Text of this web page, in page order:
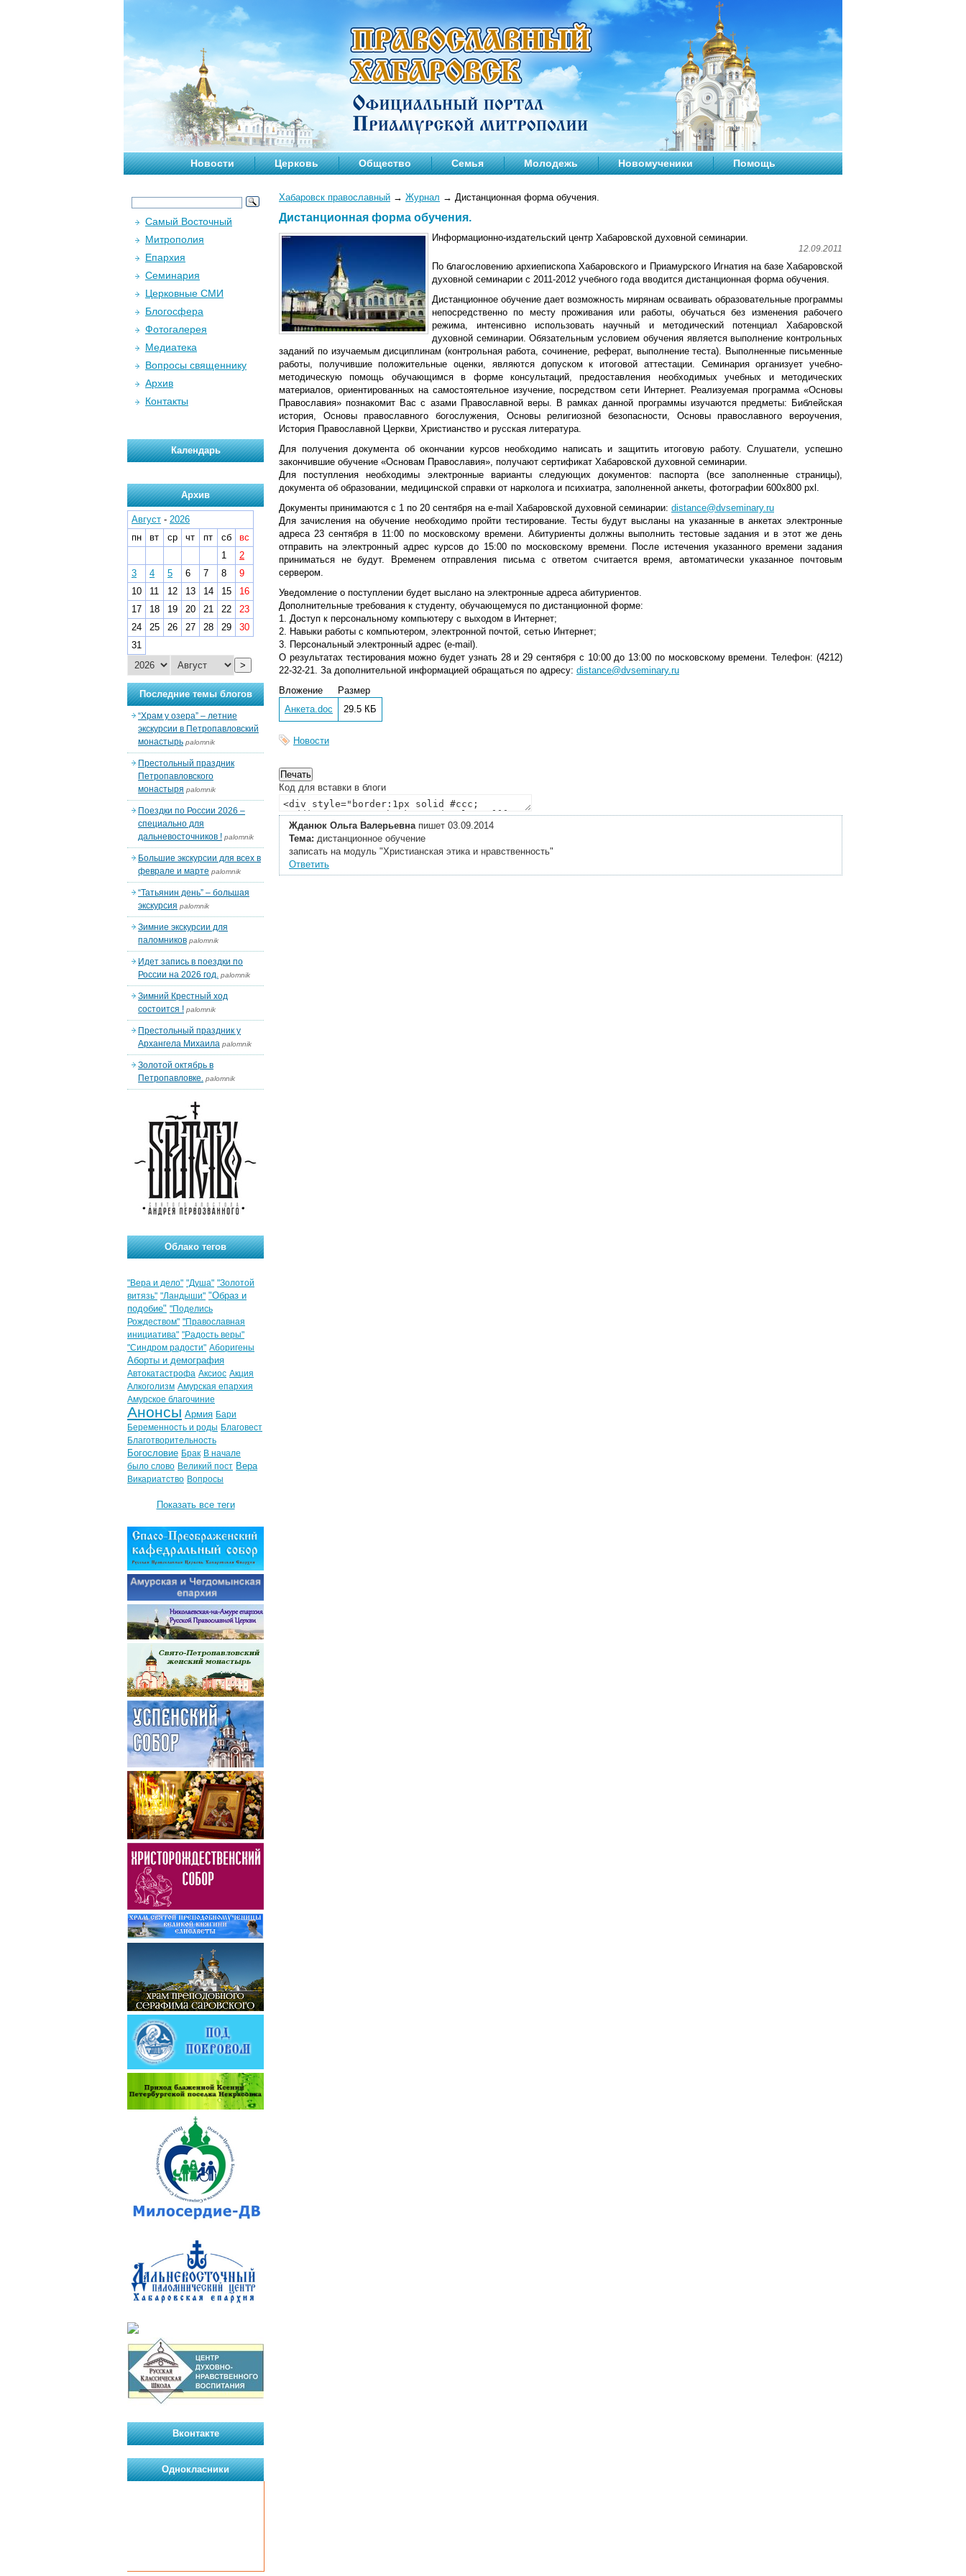
Новости Церковь Общество Семья Молодежь Новомученики Помощь
Хабаровск православный → Журнал → Дистанционная форма обучения.
Дистанционная форма обучения.
Информационно-издательский центр Хабаровской духовной семинарии.
12.09.2011
По благословению архиепископа Хабаровского и Приамурского Игнатия на базе Хабаровской
духовной семинарии с 2011-2012 учебного года вводится дистанционная форма обучения.
Дистанционное обучение дает возможность мирянам осваивать образовательные программы
непосредственно по месту проживания или работы, обучаться без изменения рабочего
режима, интенсивно использовать научный и методический потенциал Хабаровской
духовной семинарии. Обязательным условием обучения является выполнение контрольных
заданий по изучаемым дисциплинам (контрольная работа, сочинение, реферат, выполнение теста). Выполненные письменные
работы, получившие положительные оценки, являются допуском к итоговой аттестации. Семинария организует учебно-
методическую помощь обучающимся в форме консультаций, предоставления необходимых учебных и методических
материалов, ориентированных на самостоятельное изучение, посредством сети Интернет. Реализуемая программа «Основы
Православия» познакомит Вас с азами Православной веры. В рамках данной программы изучаются предметы: Библейская
история, Основы православного богослужения, Основы религиозной безопасности, Основы православного вероучения,
История Православной Церкви, Христианство и русская литература.
Для получения документа об окончании курсов необходимо написать и защитить итоговую работу. Слушатели, успешно
закончившие обучение «Основам Православия», получают сертификат Хабаровской духовной семинарии.
Для поступления необходимы электронные варианты следующих документов: паспорта (все заполненные страницы),
документа об образовании, медицинской справки от нарколога и психиатра, заполненной анкеты, фотографии 600x800 pxl.
Документы принимаются с 1 по 20 сентября на e-mail Хабаровской духовной семинарии: distance@dvseminary.ru
Для зачисления на обучение необходимо пройти тестирование. Тесты будут высланы на указанные в анкетах электронные
адреса 23 сентября в 11:00 по московскому времени. Абитуриенты должны выполнить тестовые задания и в этот же день
отправить на электронный адрес курсов до 15:00 по московскому времени. После истечения указанного времени задания
приниматься не будут. Временем отправления письма с ответом считается время, автоматически указанное почтовым
сервером.
Уведомление о поступлении будет выслано на электронные адреса абитуриентов.
Дополнительные требования к студенту, обучающемуся по дистанционной форме:
1. Доступ к персональному компьютеру с выходом в Интернет;
2. Навыки работы с компьютером, электронной почтой, сетью Интернет;
3. Персональный электронный адрес (e-mail).
О результатах тестирования можно будет узнать 28 и 29 сентября с 10:00 до 13:00 по московскому времени. Телефон: (4212)
22-32-21. За дополнительной информацией обращаться по адресу: distance@dvseminary.ru
Вложение
Размер
Анкета.doc
29.5 КБ
Новости
Код для вставки в блоги
Жданюк Ольга Валерьевнапишет 03.09.2014
Тема: дистанционное обучение
записать на модуль "Христианская этика и нравственность"
Ответить
Самый Восточный
Митрополия
Епархия
Семинария
Церковные СМИ
Блогосфера
Фотогалерея
Медиатека
Вопросы священнику
Архив
Контакты
Календарь
Архив
Август - 2026
пн
вт ср чт пт сб
вс
1
2
3
4 5 6 7 8
9
10
11 12 13 14 15
16
17
18 19 20 21 22
23
24
25 26 27 28 29
30
31
>
Последние темы блогов
“Храм у озера” – летние
экскурсии в Петропавловский
монастырь palomnik
Престольный праздник
Петропавловского
монастыря palomnik
Поездки по России 2026 –
специально для
дальневосточников ! palomnik
Большие экскурсии для всех в
феврале и марте palomnik
“Татьянин день” – большая
экскурсия palomnik
Зимние экскурсии для
паломников palomnik
Идет запись в поездки по
России на 2026 год. palomnik
Зимний Крестный ход
состоится ! palomnik
Престольный праздник у
Архангела Михаила palomnik
Золотой октябрь в
Петропавловке. palomnik
Облако тегов
"Вера и дело" "Душа" "Золотой
витязь" "Ландыши" "Образ и
подобие" "Поделись
Рождеством" "Православная
инициатива" "Радость веры"
"Синдром радости" Аборигены
Аборты и демография
Автокатастрофа Аксиос Акция
Алкоголизм Амурская епархия
Амурское благочиние
Анонсы Армия Бари
Беременность и роды Благовест
Благотворительность
Богословие Брак В начале
было слово Великий пост Вера
Викариатство Вопросы
Показать все теги
Вконтакте
Однокласники